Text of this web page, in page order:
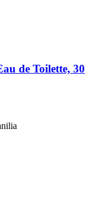
de Toilette, 30